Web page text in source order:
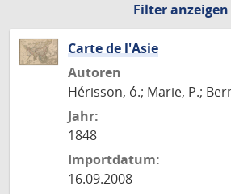
Filter anzeigen
Carte de l'Asie
Autoren
Hérisson, ó.; Marie, P.;
Jahr:
1848
Importdatum:
16.09.2008